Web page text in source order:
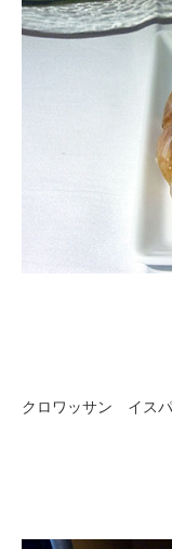
クロワッサン イス